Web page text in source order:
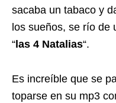
sacaba un tabaco y
los sueños, se río de
“ las 4 Natalias“.
Es increíble que se
toparse en su mp3